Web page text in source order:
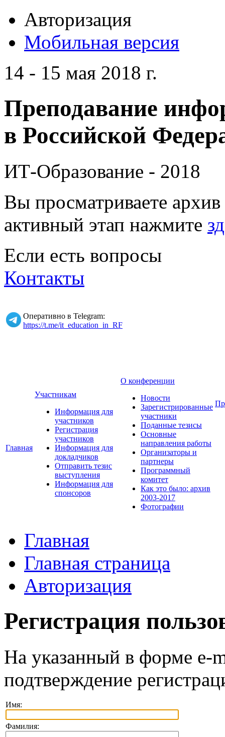
Авторизация
Мобильная версия
14 - 15 мая 2018 г.
Преподавание
в Российской
ИТ-Образование - 2018
Вы просматриваете
активный этап нажмите
Если есть вопросы
Контакты
Оперативно в Telegram:
https://t.me/it_education_in_RF
Главная
Участникам
Информация для
участников
Регистрация
участников
Информация для
докладчиков
Отправить тезис
выступления
Информация для
спонсоров
О конференции
Новости
Зарегистрированные
участники
Поданные тезисы
Основные
направления работы
Организаторы и
партнеры
Программный
комитет
Как это было: архив
2003-2017
Фотографии
Главная
Главная страница
Авторизация
Регистрация
На указанный в форме e-
подтверждение
Имя:
Фамилия: